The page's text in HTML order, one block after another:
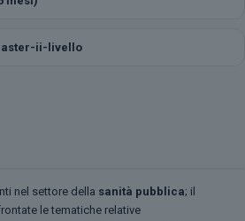
ii-livello
nel settore della sanità pubblica; il
le tematiche relative